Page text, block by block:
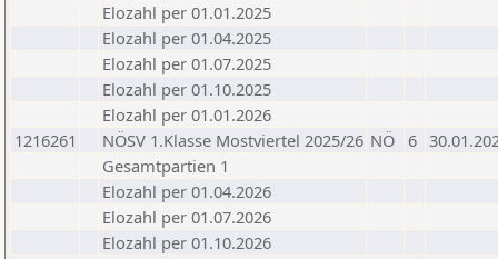
Elozahl per 01.01.2025
Elozahl per 01.04.2025
Elozahl per 01.07.2025
Elozahl per 01.10.2025
Elozahl per 01.01.2026
1216261
NÖSV 1.Klasse Mostviertel 2025/26 NÖ 6
Gesamtpartien 1
Elozahl per 01.04.2026
Elozahl per 01.07.2026
Elozahl per 01.10.2026